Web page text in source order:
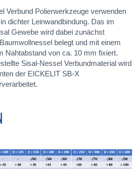
Verbund Polierwerkzeuge verwenden
dichter Leinwandbindung. Das im
Gewebe wird dabei zunächst
belegt und mit einem
Nahtabstand von ca. 10 mm fixiert.
Sisal-Nessel Verbundmaterial wird
der EICKELIT SB-X